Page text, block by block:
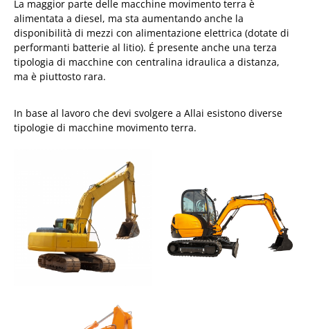
La maggior parte delle macchine movimento terra è
alimentata a diesel, ma sta aumentando anche la
disponibilità di mezzi con alimentazione elettrica (dotate di
performanti batterie al litio). É presente anche una terza
tipologia di macchine con centralina idraulica a distanza,
ma è piuttosto rara.
In base al lavoro che devi svolgere a Allai esistono diverse
tipologie di macchine movimento terra.